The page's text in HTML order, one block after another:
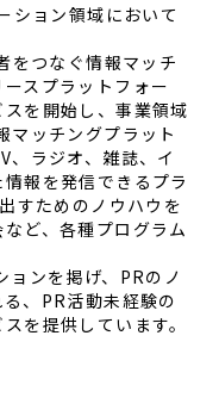
ション領域において
をつなぐ情報マッチ
スプラットフォー
を開始し、事業領域
マッチングプラット
、ラジオ、雑誌、イ
報を発信できるプラ
すためのノウハウを
ど、各種プログラム
ョンを掲げ、PRのノ
、PR活動未経験の
を提供しています。